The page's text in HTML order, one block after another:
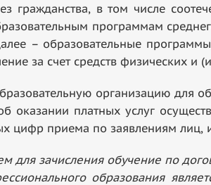
гражданства, в том числе
программам
– образовательные
за счет средств физических и
организацию для
оказании платных услуг
цифр приема по заявлениям
для зачисления обучение по
образования